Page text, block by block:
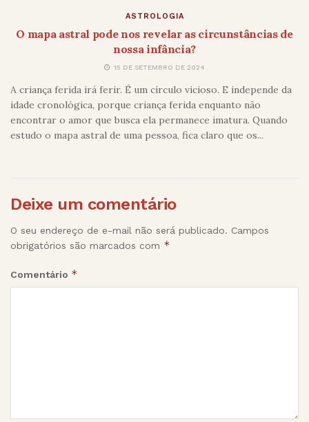
ASTROLOGIA
O mapa astral pode nos revelar as circunstâncias de
nossa infância?
15 DE SETEMBRO DE 2024
A criança ferida irá ferir. É um círculo vicioso. E independe da
idade cronológica, porque criança ferida enquanto não
encontrar o amor que busca ela permanece imatura. Quando
estudo o mapa astral de uma pessoa, fica claro que os...
Deixe um comentário
O seu endereço de e-mail não será publicado. Campos
obrigatórios são marcados com *
Comentário *